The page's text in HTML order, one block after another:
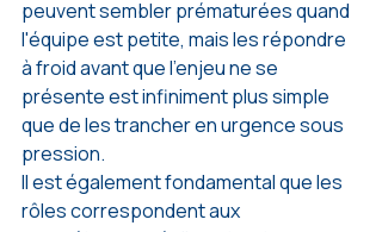
peuvent sembler prématurées quand
l'équipe est petite, mais les répondre
à froid avant que l'enjeu ne se
présente est infiniment plus simple
que de les trancher en urgence sous
pression.
Il est également fondamental que les
rôles correspondent aux